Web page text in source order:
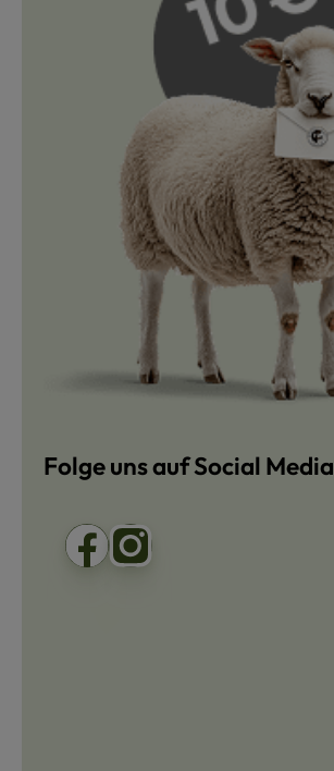
Folge uns auf Social Media